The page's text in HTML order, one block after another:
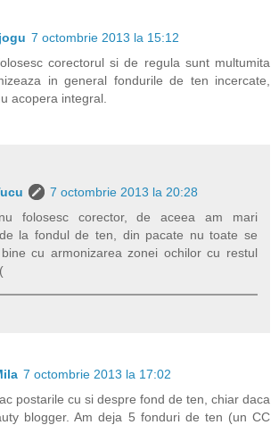
7 octombrie 2013 la 15:12
corectorul si de regula sunt multumita
in general fondurile de ten incercate,
acopera integral.
7 octombrie 2013 la 20:28
folosesc corector, de aceea am mari
la fondul de ten, din pacate nu toate se
cu armonizarea zonei ochilor cu restul
7 octombrie 2013 la 17:02
postarile cu si despre fond de ten, chiar daca
blogger. Am deja 5 fonduri de ten (un CC